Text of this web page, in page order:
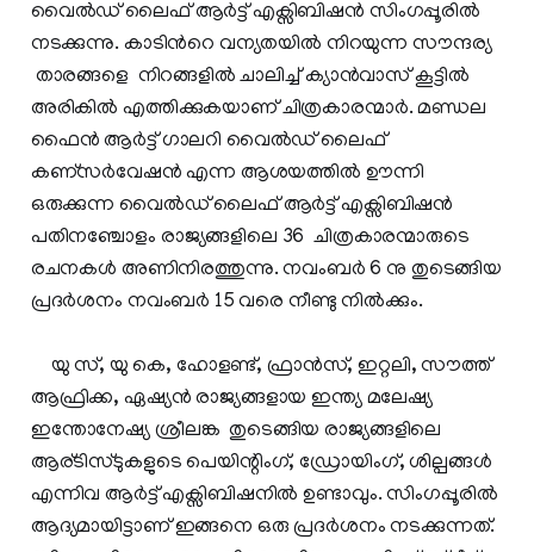
വൈല്‍ഡ്‌ ലൈഫ് ആര്‍ട്ട്‌ എക്സിബിഷന്‍ സിംഗപ്പൂരില്‍
നടക്കുന്നു. കാടിന്‍റെ വന്യതയില്‍ നിറയുന്ന സൗന്ദര്യ
താരങ്ങളെ നിറങ്ങളില്‍ ചാലിച്ച് ക്യാന്‍വാസ് കൂട്ടില്‍
അരികില്‍ എത്തിക്കുകയാണ് ചിത്രകാരന്മാര്‍. മണ്ഡല
ഫൈന്‍ ആര്‍ട്ട് ഗാലറി വൈല്‍ഡ്‌ ലൈഫ്
കണ്സര്‍വേഷന്‍ എന്ന ആശയത്തില്‍ ഊന്നി
ഒരുക്കുന്ന വൈല്‍ഡ്‌ ലൈഫ് ആര്‍ട്ട്‌ എക്സിബിഷന്‍
പതിനഞ്ചോളം രാജ്യങ്ങളിലെ 36 ചിത്രകാരന്മാരുടെ
രചനകള്‍ അണിനിരത്തുന്നു. നവംബര്‍ 6 നു തുടെങ്ങിയ
പ്രദര്‍ശനം നവംബര്‍ 15 വരെ നീണ്ടു നില്‍ക്കും.
യു സ്, യു കെ, ഹോളണ്ട്, ഫ്രാന്‍സ്, ഇറ്റലി, സൗത്ത്
ആഫ്രിക്ക, ഏഷ്യന്‍ രാജ്യങ്ങളായ ഇന്ത്യ മലേഷ്യ
ഇന്തോനേഷ്യ ശ്രീലങ്ക തുടെങ്ങിയ രാജ്യങ്ങളിലെ
ആര്ടിസ്ടുകളുടെ പെയിന്റിംഗ്, ഡ്രോയിംഗ്, ശില്പങ്ങള്‍
എന്നിവ ആര്‍ട്ട്‌ എക്സിബിഷനില്‍ ഉണ്ടാവും. സിംഗപ്പൂരില്‍
ആദ്യമായിട്ടാണ് ഇങ്ങനെ ഒരു പ്രദര്‍ശനം നടക്കുന്നത്.